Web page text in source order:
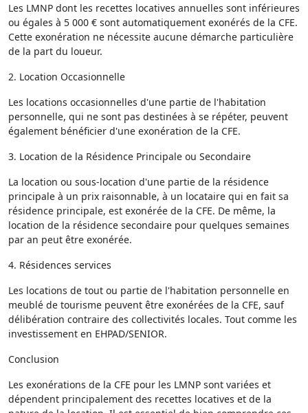
Les LMNP dont les recettes locatives annuelles sont inférieures
ou égales à 5 000 € sont automatiquement exonérés de la CFE.
Cette exonération ne nécessite aucune démarche particulière
de la part du loueur.
2. Location Occasionnelle
Les locations occasionnelles d'une partie de l'habitation
personnelle, qui ne sont pas destinées à se répéter, peuvent
également bénéficier d'une exonération de la CFE.
3. Location de la Résidence Principale ou Secondaire
La location ou sous-location d'une partie de la résidence
principale à un prix raisonnable, à un locataire qui en fait sa
résidence principale, est exonérée de la CFE. De même, la
location de la résidence secondaire pour quelques semaines
par an peut être exonérée.
4. Résidences services
Les locations de tout ou partie de l'habitation personnelle en
meublé de tourisme peuvent être exonérées de la CFE, sauf
délibération contraire des collectivités locales. Tout comme les
investissement en EHPAD/SENIOR.
Conclusion
Les exonérations de la CFE pour les LMNP sont variées et
dépendent principalement des recettes locatives et de la